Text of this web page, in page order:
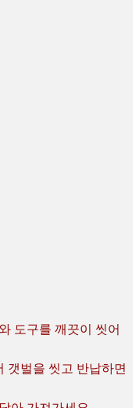
도구를 깨끗이 씻어
갯벌을 씻고 반납하면